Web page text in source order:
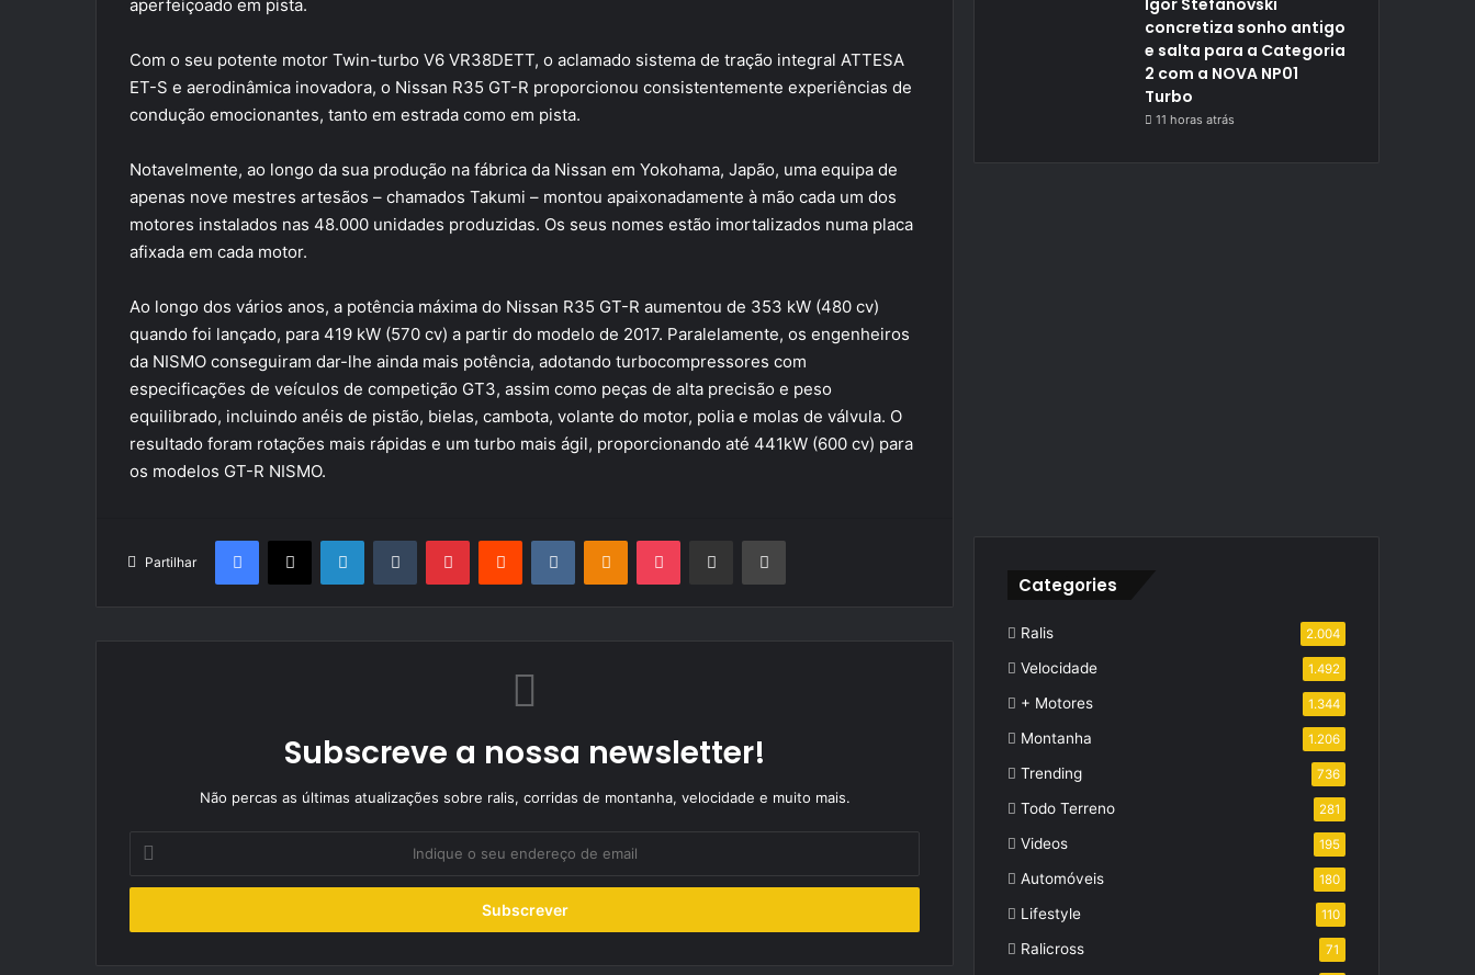
aperfeiçoado em pista.
Com o seu potente motor Twin-turbo V6 VR38DETT, o aclamado sistema de tração integral ATTESA
ET-S e aerodinâmica inovadora, o Nissan R35 GT-R proporcionou consistentemente experiências de
condução emocionantes, tanto em estrada como em pista.
Notavelmente, ao longo da sua produção na fábrica da Nissan em Yokohama, Japão, uma equipa de
apenas nove mestres artesãos – chamados Takumi – montou apaixonadamente à mão cada um dos
motores instalados nas 48.000 unidades produzidas. Os seus nomes estão imortalizados numa placa
afixada em cada motor.
Ao longo dos vários anos, a potência máxima do Nissan R35 GT-R aumentou de 353 kW (480 cv)
quando foi lançado, para 419 kW (570 cv) a partir do modelo de 2017. Paralelamente, os engenheiros
da NISMO conseguiram dar-lhe ainda mais potência, adotando turbocompressores com
especificações de veículos de competição GT3, assim como peças de alta precisão e peso
equilibrado, incluindo anéis de pistão, bielas, cambota, volante do motor, polia e molas de válvula. O
resultado foram rotações mais rápidas e um turbo mais ágil, proporcionando até 441kW (600 cv) para
os modelos GT-R NISMO.
Partilhar
Facebook
X LinkedInTumblr PinterestReddit VKontakteOdnoklassniki
Pocket Partilhar Via Email Imprimir
Subscreve a nossa newsletter!
Não percas as últimas atualizações sobre ralis, corridas de montanha, velocidade e muito mais.
seu
de
Igor Stefanovski
concretiza sonho antigo
e salta para a Categoria
2 com a NOVA NP01
Turbo
11 horas atrás
Categories
Ralis 2.004
Velocidade 1.492
+ Motores 1.344
Montanha 1.206
Trending 736
Todo Terreno 281
Videos 195
Automóveis 180
Lifestyle 110
Ralicross 71